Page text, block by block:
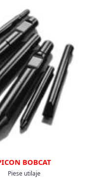
BOBCAT
Piese utilaje